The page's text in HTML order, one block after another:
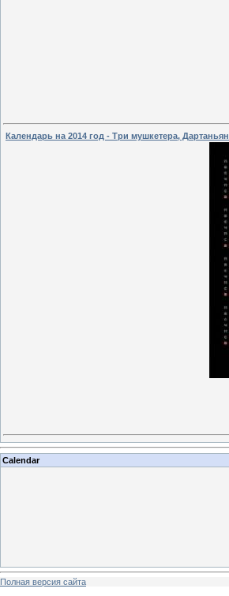
Календарь на 2014 год - Три мушкетера, Дартаньян
Calendar
Полная версия сайта